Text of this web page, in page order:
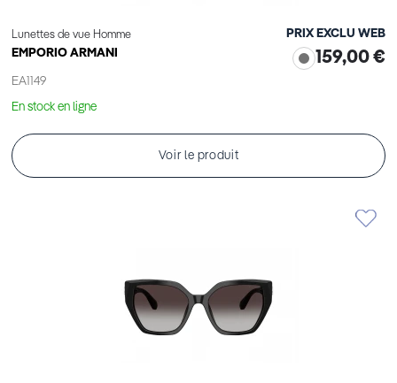
Lunettes de vue Homme
EMPORIO ARMANI
EA1149
PRIX EXCLU WEB
159,00 €
En stock en ligne
Voir le produit